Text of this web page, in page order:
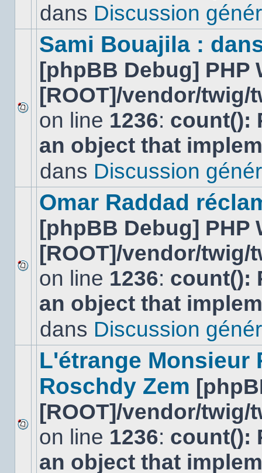
dansdans Discussion
Aucun
nouveau
message
non-
dans
Sami Bouajila :
[phpBB Debug] PHP
[ROOT]/vendor/
on line 1236: count():
an object that
dans Discussion
Aucun
nouveau
message
non-
dans
Omar Raddad
[phpBB Debug] PHP
[ROOT]/vendor/
on line 1236: count():
an object that
dans Discussion
Aucun
nouveau
message
non-
L'étrange Monsieur
Roschdy Zem
[ROOT]/vendor/
on line 1236: count():
an object that